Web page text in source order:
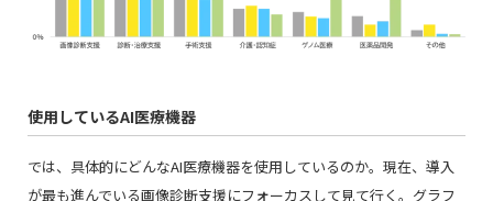
使用しているAI医療機器
では、具体的にどんなAI医療機器を使用しているのか。現在、導入
が最も進んでいる画像診断支援にフォーカスして見て行く。グラフ